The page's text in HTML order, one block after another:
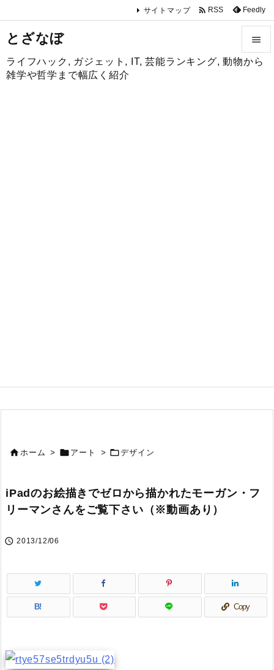
とざなぼ
ライフハック, ガジェット, IT, 芸能ランキング, 動物から
雑学や哲学まで幅広く紹介


サイトマップ  RSS Feedly
ホーム >  アート > デザイン
iPadのお絵描きでゼロから描かれたモーガン・フ
リーマンさんをご覧下さい（※動画あり）
 2013/12/06
B! Copy